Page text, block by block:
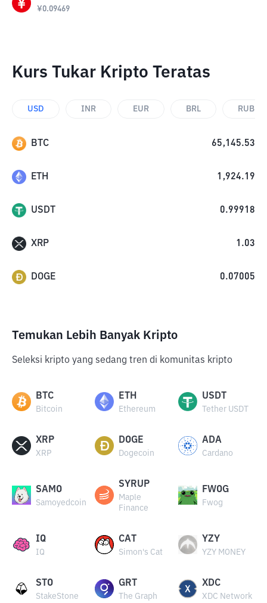
¥0.09469
Kurs Tukar Kripto Teratas
USD INR EUR BRL RUB
BTC 65,145.53
ETH 1,924.19
USDT 0.99918
XRP 1.03
DOGE 0.07005
Temukan Lebih Banyak Kripto
Seleksi kripto yang sedang tren di komunitas kripto
BTC
Bitcoin
ETH
Ethereum
USDT
Tether USDT
XRP
XRP
DOGE
Dogecoin
ADA
Cardano
SAMO
Samoyedcoin
SYRUP
Maple
Finance
FWOG
Fwog
IQ
IQ
CAT
Simon's Cat
YZY
YZY MONEY
STO
StakeStone
GRT
The Graph
XDC
XDC Network